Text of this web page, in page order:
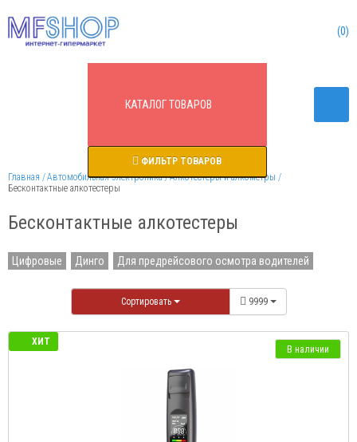
КАТАЛОГТОВАРОВ
ФИЛЬТР ТОВАРОВ
0
Главная Автомобильная электроника
Алкотестеры и алкометры
Бесконтактные алкотестеры
Бесконтактные алкотестеры
Цифровые Динго Для предрейсового осмотра водителей
Сортировать 9999
ХИТ
В наличии